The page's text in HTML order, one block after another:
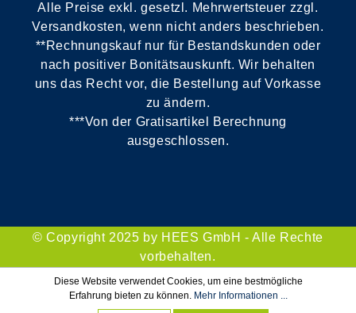
Alle Preise exkl. gesetzl. Mehrwertsteuer zzgl.
Versandkosten, wenn nicht anders beschrieben.
**Rechnungskauf nur für Bestandskunden oder
nach positiver Bonitätsauskunft. Wir behalten
uns das Recht vor, die Bestellung auf Vorkasse
zu ändern.
***Von der Gratisartikel Berechnung
ausgeschlossen.
© Copyright 2025 by HEES GmbH - Alle Rechte
vorbehalten.
Diese Website verwendet Cookies, um eine bestmögliche
Erfahrung bieten zu können. Mehr Informationen ...